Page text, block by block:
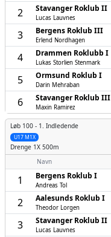
2 Stavanger Roklub II
Lucas Lauvnes
3 Bergens Roklub III
Erlend Nordhagen
4 Drammen Roklubb I
Lukas Storlien Stenmark
5 Ormsund Roklub I
Darin Mehraban
6 Stavanger Roklub III
Maxin Ramirez
Løb 100 - 1. Indledende
U17 M1X
Drenge 1X 500m
Navn
1 Bergens Roklub I
Andreas Tol
2 Aalesunds Roklub I
Theodor Lorgen
3 Stavanger Roklub II
Lucas Lauvnes